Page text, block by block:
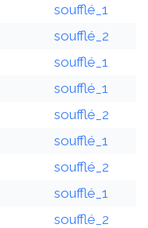
soufflé_1
soufflé_2
soufflé_1
soufflé_1
soufflé_2
soufflé_1
soufflé_2
soufflé_1
soufflé_2